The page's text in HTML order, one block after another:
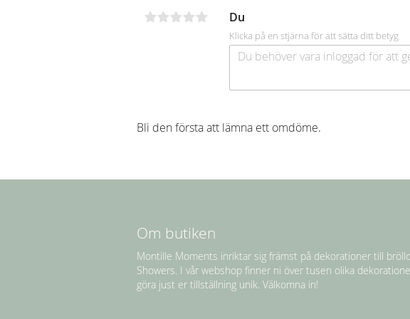
Du
Klicka på en stjärna för att sätta ditt betyg
Bli den första att lämna ett omdöme.
Om butiken
Montille Moments inriktar sig främst på dekorationer till
Showers. I vår webshop finner ni över tusen olika
göra just er tillställning unik. Välkomna in!